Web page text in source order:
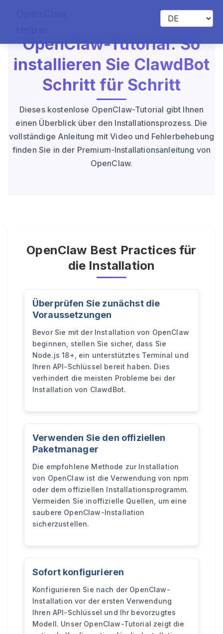
OpenClaw-Tutorial: So
installieren Sie ClawdBot
Schritt für Schritt
Dieses kostenlose OpenClaw-Tutorial gibt Ihnen
einen Überblick über den Installationsprozess. Die
vollständige Anleitung mit Video und Fehlerbehebung
finden Sie in der Premium-Installationsanleitung von
OpenClaw.
OpenClaw Best Practices für
die Installation
Überprüfen Sie zunächst die
Voraussetzungen
Bevor Sie mit der Installation von OpenClaw
beginnen, stellen Sie sicher, dass Sie
Node.js 18+, ein unterstütztes Terminal und
Ihren API-Schlüssel bereit haben. Dies
verhindert die meisten Probleme bei der
Installation von ClawdBot.
Verwenden Sie den offiziellen
Paketmanager
Die empfohlene Methode zur Installation
von OpenClaw ist die Verwendung von npm
oder dem offiziellen Installationsprogramm.
Vermeiden Sie inoffizielle Quellen, um eine
saubere OpenClaw-Installation
sicherzustellen.
Sofort konfigurieren
Konfigurieren Sie nach der OpenClaw-
Installation vor der ersten Verwendung
Ihren API-Schlüssel und Ihr bevorzugtes
Modell. Unser OpenClaw-Tutorial zeigt die